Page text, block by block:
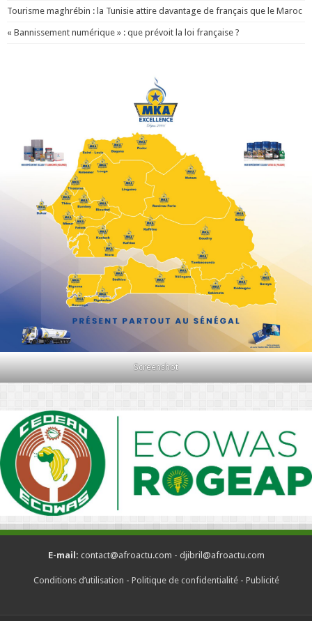
Tourisme maghrébin : la Tunisie attire davantage de français que le Maroc
« Bannissement numérique » : que prévoit la loi française ?
Screenshot
E-mail: contact@afroactu.com - djibril@afroactu.com
Conditions d’utilisation - Politique de confidentialité- Publicité